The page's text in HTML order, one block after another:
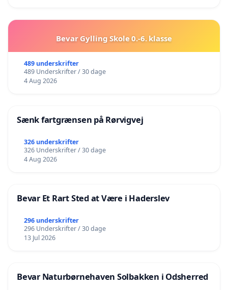
Bevar Gylling Skole 0.-6. klasse
489 underskrifter
489 Underskrifter / 30 dage
4 Aug 2026
Sænk fartgrænsen på Rørvigvej
326 underskrifter
326 Underskrifter / 30 dage
4 Aug 2026
Bevar Et Rart Sted at Være i Haderslev
296 underskrifter
296 Underskrifter / 30 dage
13 Jul 2026
Bevar Naturbørnehaven Solbakken i Odsherred